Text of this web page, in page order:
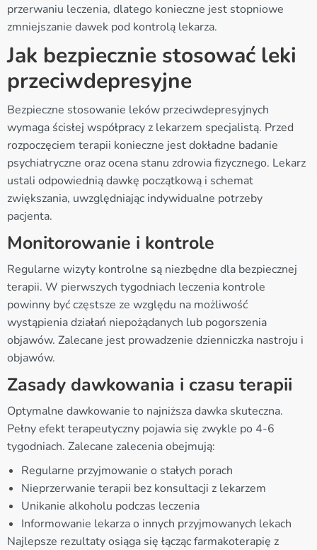
przerwaniu leczenia, dlatego konieczne jest stopniowe
zmniejszanie dawek pod kontrolą lekarza.
Jak bezpiecznie stosować leki
przeciwdepresyjne
Bezpieczne stosowanie leków przeciwdepresyjnych
wymaga ścisłej współpracy z lekarzem specjalistą. Przed
rozpoczęciem terapii konieczne jest dokładne badanie
psychiatryczne oraz ocena stanu zdrowia fizycznego. Lekarz
ustali odpowiednią dawkę początkową i schemat
zwiększania, uwzględniając indywidualne potrzeby
pacjenta.
Monitorowanie i kontrole
Regularne wizyty kontrolne są niezbędne dla bezpiecznej
terapii. W pierwszych tygodniach leczenia kontrole
powinny być częstsze ze względu na możliwość
wystąpienia działań niepożądanych lub pogorszenia
objawów. Zalecane jest prowadzenie dzienniczka nastroju i
objawów.
Zasady dawkowania i czasu terapii
Optymalne dawkowanie to najniższa dawka skuteczna.
Pełny efekt terapeutyczny pojawia się zwykle po 4-6
tygodniach. Zalecane zalecenia obejmują:
Regularne przyjmowanie o stałych porach
Nieprzerwanie terapii bez konsultacji z lekarzem
Unikanie alkoholu podczas leczenia
Informowanie lekarza o innych przyjmowanych lekach
Najlepsze rezultaty osiąga się łącząc farmakoterapię z